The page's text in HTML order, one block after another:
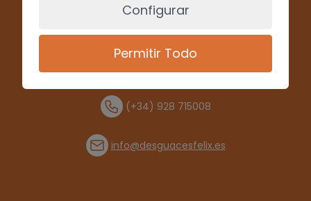
(+34) 928 715008
info@desguacesfelix.es
Configurar
Permitir Todo